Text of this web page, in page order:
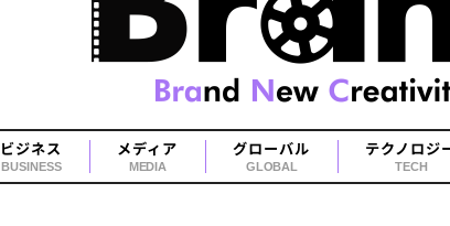
ビジネス
BUSINESS
メディア
MEDIA
グローバル
GLOBAL
テクノロジ
TECH